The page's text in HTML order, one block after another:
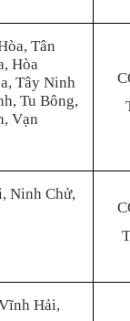
Tân
Hòa
Tây Ninh
Tu Bông,
Vạn
Ninh Chử,
Hải,